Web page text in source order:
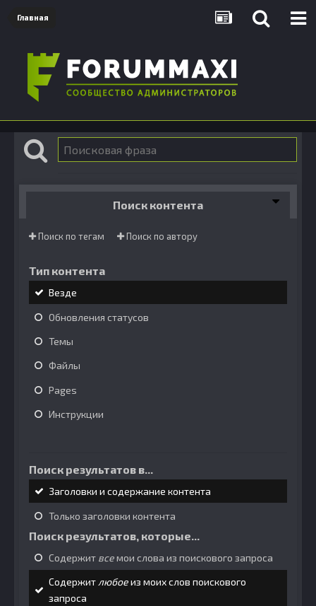
Главная
Поиск контента
Поиск по тегам Поиск по автору
Тип контента
Везде
Обновления статусов
Темы
Файлы
Pages
Инструкции
Поиск результатов в...
Заголовки и содержание контента
Только заголовки контента
Поиск результатов, которые...
Содержит всемои слова из поискового запроса
Содержитлюбоеиз моих слов поискового
запроса